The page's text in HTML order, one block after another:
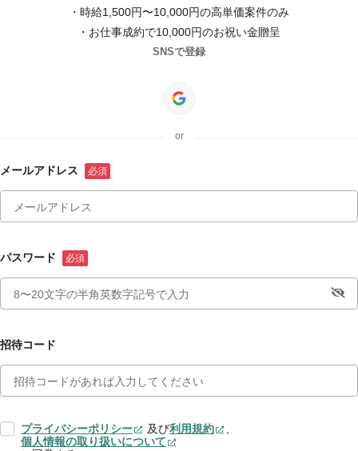
・時給1,500円〜10,000円の高単価案件のみ
・お仕事成約で10,000円のお祝い金贈呈
SNSで登録
or
メールアドレス
パスワード
招待コード
プライバシーポリシー 及び利用規約
、
個人情報の取り扱いについて